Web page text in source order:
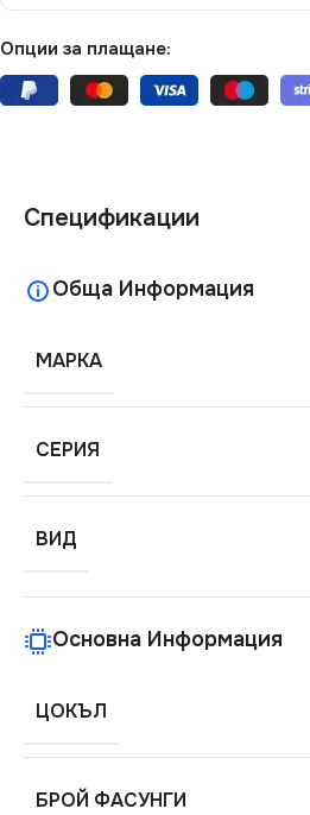
Опции за плащане:
Спецификации
Обща Информация
МАРКА
СЕРИЯ
ВИД
Основна Информация
ЦОКЪЛ
БРОЙ ФАСУНГИ